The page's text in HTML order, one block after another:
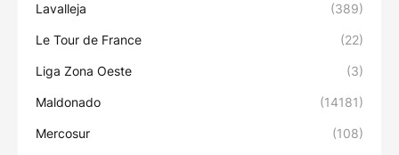
Lavalleja (389)
Le Tour de France (22)
Liga Zona Oeste (3)
Maldonado (14181)
Mercosur (108)